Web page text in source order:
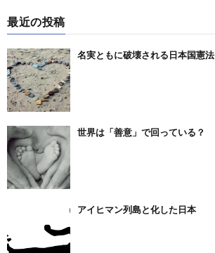
最近の投稿
名実ともに破壊される日本国憲法
世界は「善意」で回っている？
アイヒマン列島と化した日本